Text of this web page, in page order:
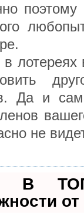
поэтому
Да и
не
В
от